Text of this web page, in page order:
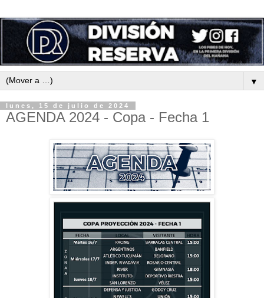
▼
lunes, 15 de julio de 2024
AGENDA 2024 - Copa - Fecha 1